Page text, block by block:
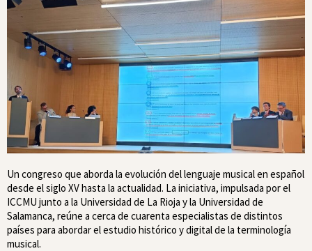
Un congreso que aborda la evolución del lenguaje musical en español
desde el siglo XV hasta la actualidad. La iniciativa, impulsada por el
ICCMU junto a la Universidad de La Rioja y la Universidad de
Salamanca, reúne a cerca de cuarenta especialistas de distintos
países para abordar el estudio histórico y digital de la terminología
musical.